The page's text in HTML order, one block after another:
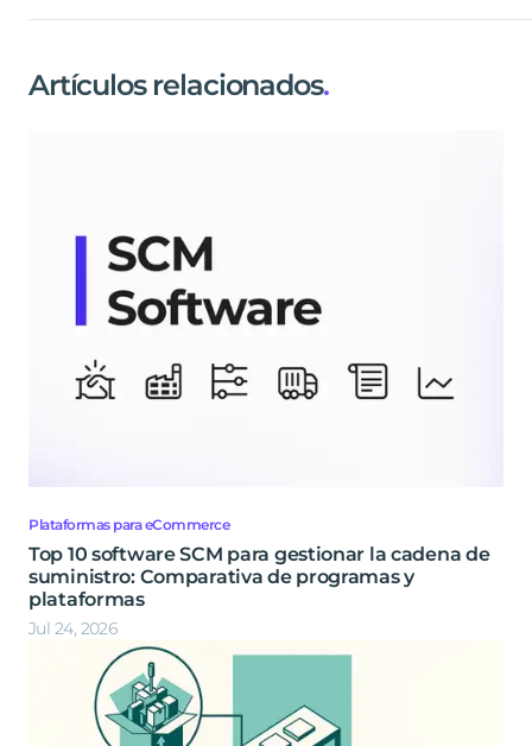
Artículos relacionados.
Plataformas para eCommerce
Top 10 software SCM para gestionar la cadena de
suministro: Comparativa de programas y
plataformas
Jul 24, 2026